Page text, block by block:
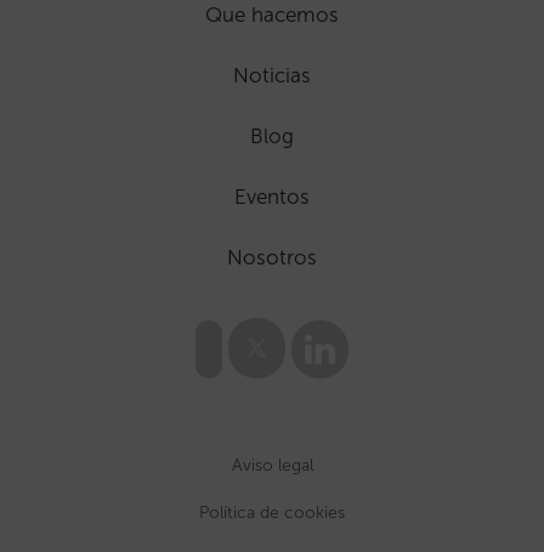
Que hacemos
Noticias
Blog
Eventos
Nosotros
Aviso legal
Política de cookies